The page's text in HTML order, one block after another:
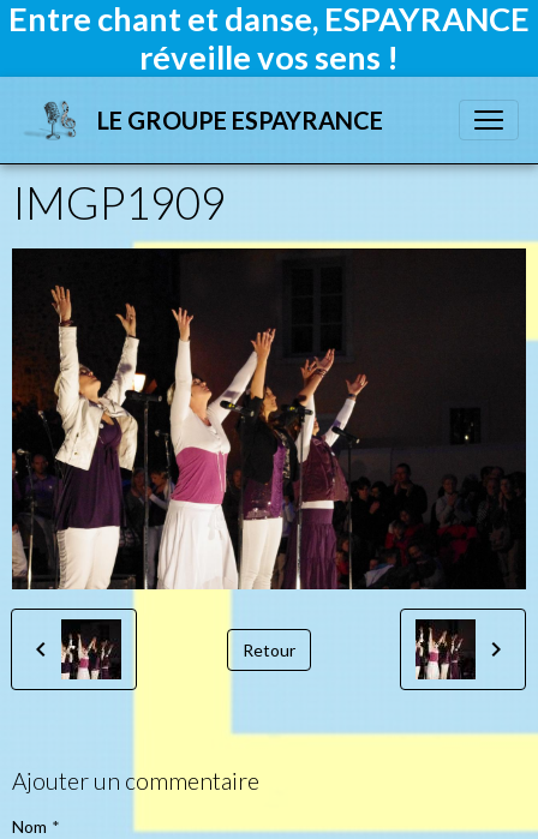
Entre chant et danse, ESPAYRANCE
réveille vos sens !
LE GROUPE ESPAYRANCE
IMGP1909
Retour
Ajouter un commentaire
Nom